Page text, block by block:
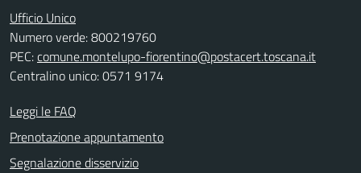
Ufficio Unico
Numero verde: 800219760
PEC:comune.montelupo-fiorentino@postacert.toscana.it
Centralino unico: 0571 9174
Leggi le FAQ
Prenotazione appuntamento
Segnalazione disservizio